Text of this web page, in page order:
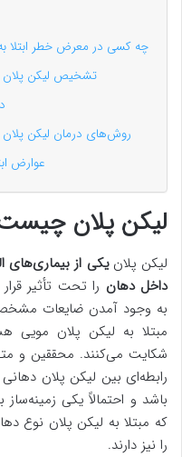
چه کسی در معرض خطر ابتلا به
تشخیص لیکن پلان
روش‌های درمان لیکن پلان
عوارض
لیکن پلان
لیکن پلان یکی از بیماری‌های
داخل دهان را تحت تأثیر
به وجود آمدن ضایعات
مبتلا به لیکن پلان مویی
شکایت می‌کنند. محققین و
رابطه‌ای بین لیکن پلان
باشد و احتمالاً یکی زمینه‌ساز
که مبتلا به لیکن پلان نوع
را نیز دارند.